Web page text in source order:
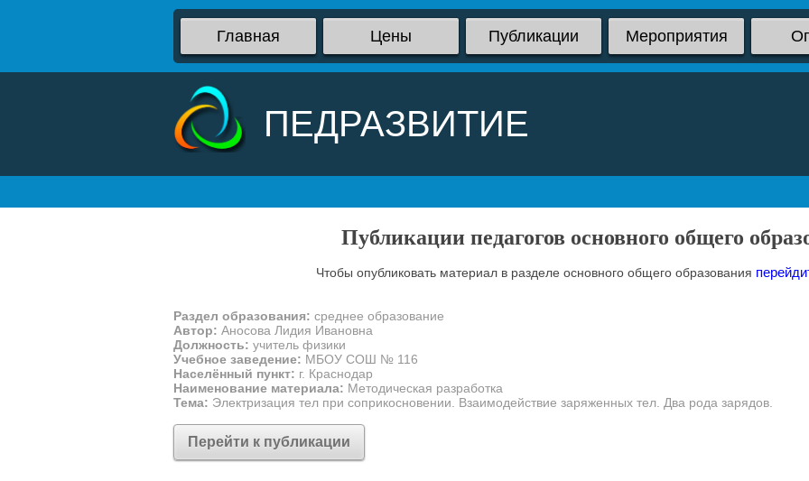
Главная Цены Публикации Мероприятия
ПЕДРАЗВИТИЕ
Публикации педагогов основного общего
Чтобы опубликовать материал в разделе основного общего образования
Раздел образования: среднее образование
Автор: Аносова Лидия Ивановна
Должность: учитель физики
Учебное заведение: МБОУ СОШ № 116
Населённый пункт: г. Краснодар
Наименование материала: Методическая разработка
Тема: Электризация тел при соприкосновении. Взаимодействие заряженных тел. Два рода зарядов.
Перейти к публикации